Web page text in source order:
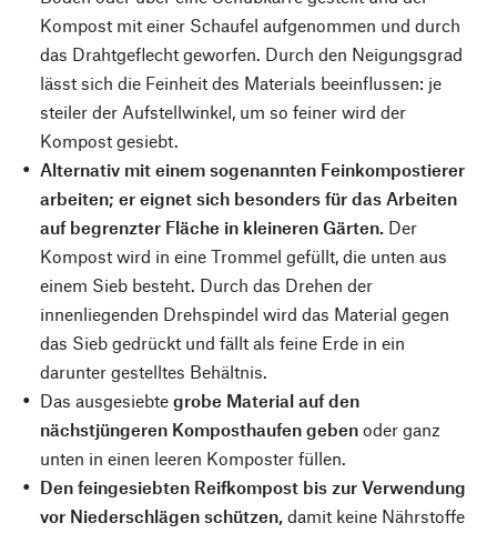
Kompost mit einer Schaufel aufgenommen und durch
das Drahtgeflecht geworfen. Durch den Neigungsgrad
lässt sich die Feinheit des Materials beeinflussen: je
steiler der Aufstellwinkel, um so feiner wird der
Kompost gesiebt.
Alternativ mit einem sogenannten Feinkompostierer
arbeiten; er eignet sich besonders für das Arbeiten
auf begrenzter Fläche in kleineren Gärten. Der
Kompost wird in eine Trommel gefüllt, die unten aus
einem Sieb besteht. Durch das Drehen der
innenliegenden Drehspindel wird das Material gegen
das Sieb gedrückt und fällt als feine Erde in ein
darunter gestelltes Behältnis.
Das ausgesiebte grobe Material auf den
nächstjüngeren Komposthaufen geben oder ganz
unten in einen leeren Komposter füllen.
Den feingesiebten Reifkompost bis zur Verwendung
vor Niederschlägen schützen, damit keine Nährstoffe